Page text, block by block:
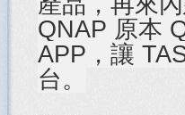
QNAP 原本
APP，讓
台。